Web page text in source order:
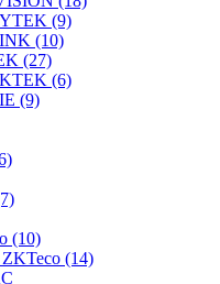
(9)
(10)
(27)
(6)
(9)
(10)
(14)